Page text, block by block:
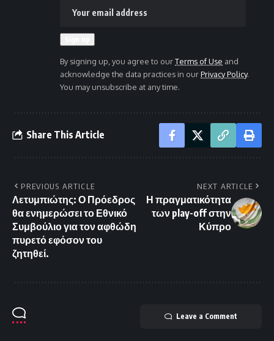
By signing up, you agree to ourTerms of Use and
acknowledge the data practices in ourPrivacy Policy.
You may unsubscribe at any time.
Share This Article
PREVIOUS ARTICLE
Λετυμπιώτης: Ο Πρόεδρος
θα ενημερώσει το Εθνικό
Συμβούλιο για τον αφθώδη
πυρετό εφόσον του
ζητηθεί.
NEXT ARTICLE
Η πραγματικότητα
των play-off στην
Κύπρο
Leave a Comment